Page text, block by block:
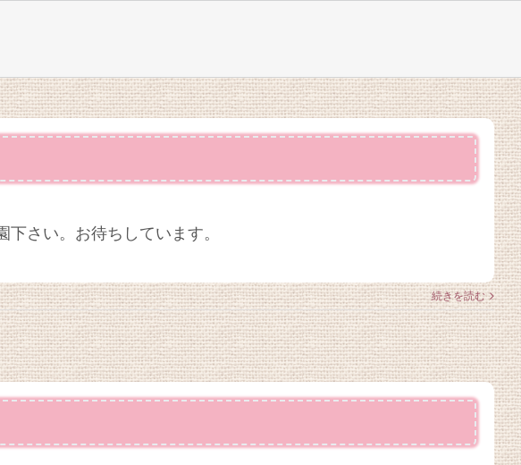
さい。お待ちしています。
続きを読む